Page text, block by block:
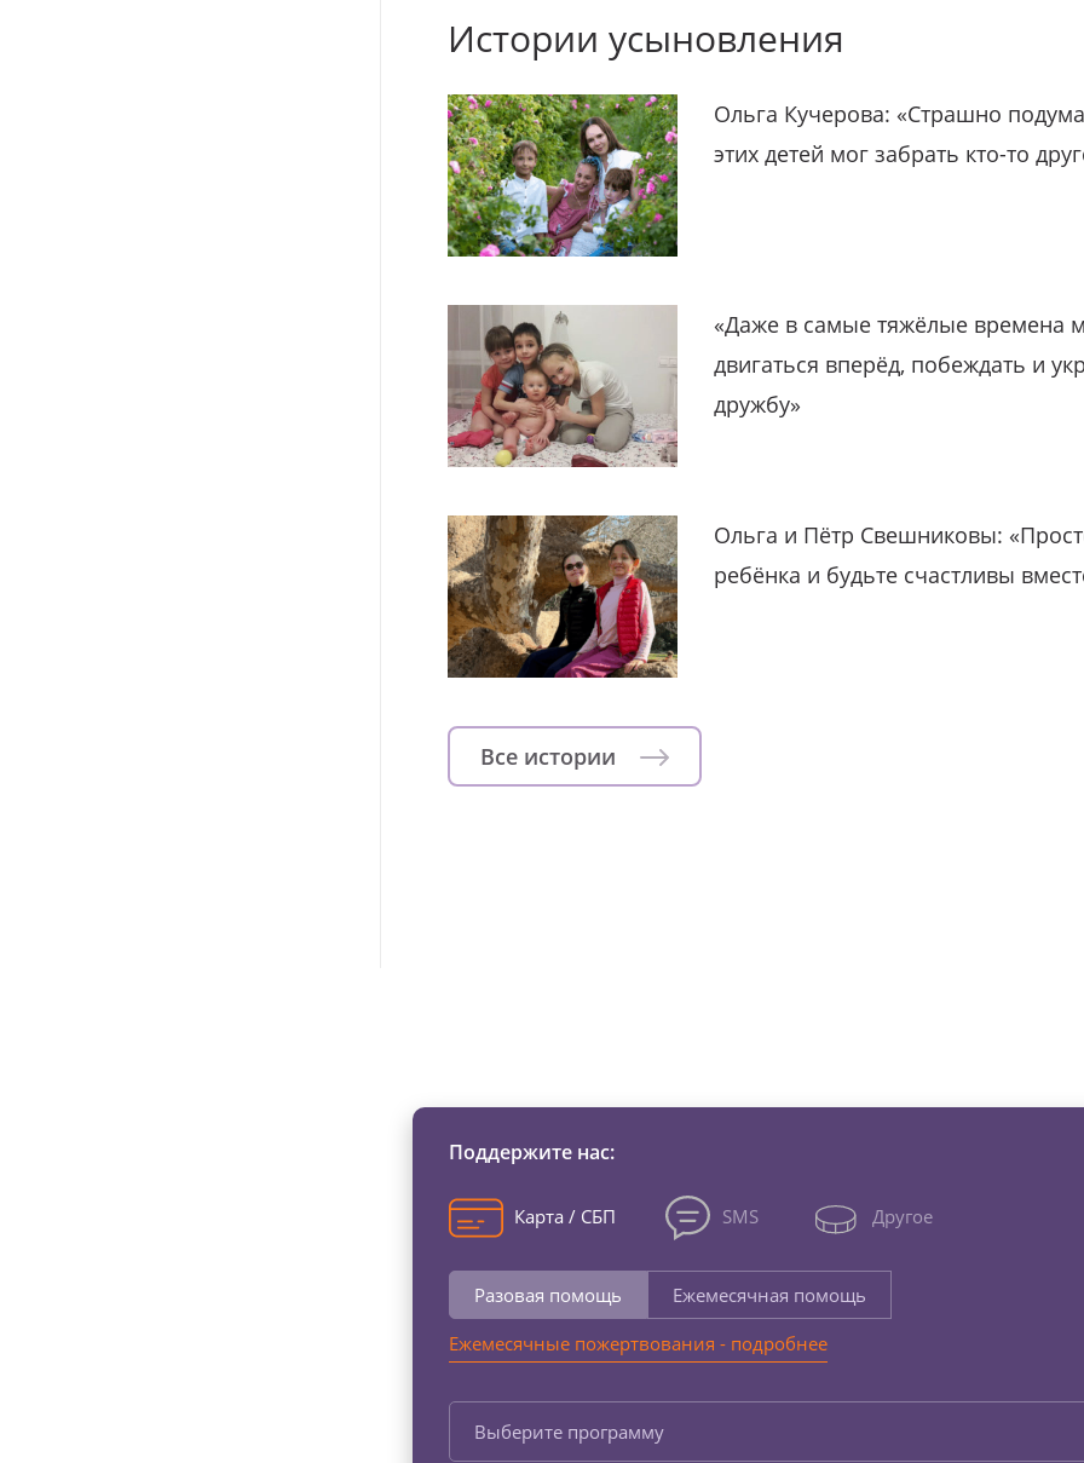
Истории усыновления
Ольга Кучерова: «Страшно
этих детей мог забрать кто-то
«Даже в самые тяжёлые времена
двигаться вперёд, побеждать и
дружбу»
Ольга и Пётр Свешниковы:
ребёнка и будьте счастливы
Все истории
Поддержите нас:
Карта / СБП SMS Другое
Разовая помощь
Ежемесячная помощь
Ежемесячные пожертвования - подробнее
Выберите программу